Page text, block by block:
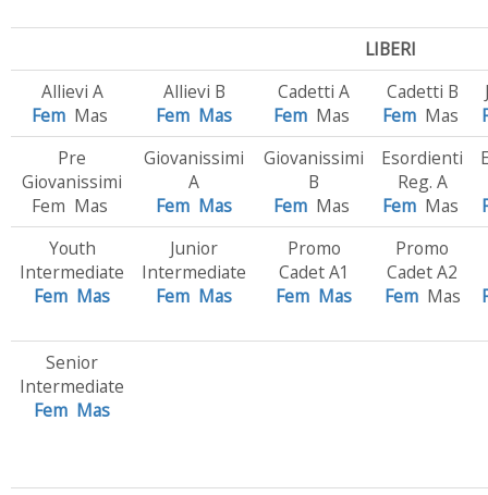
LIBERI
Allievi A
Fem Mas
Allievi B
Fem Mas
Cadetti A
Fem Mas
Cadetti B
FemMas
Pre
Giovanissimi
Fem Mas
Giovanissimi
A
Fem Mas
Giovanissimi
B
Fem Mas
Esordienti
Reg. A
FemMas
Youth
Intermediate
Fem Mas
Junior
Intermediate
Fem Mas
Promo
Cadet A1
Fem Mas
Promo
Cadet A2
FemMas
Senior
Intermediate
Fem Mas